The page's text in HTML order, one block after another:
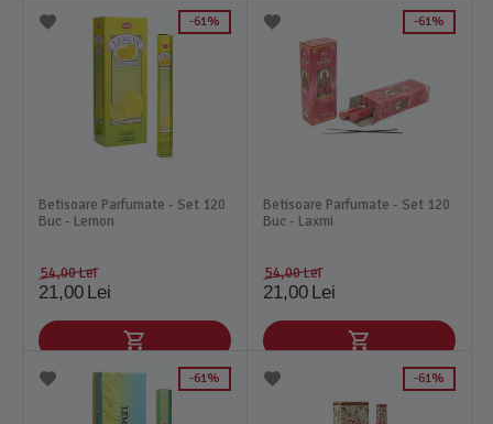
61%
Betisoare Parfumate - Set 120
Buc - Lemon
54,00Lei
21,00 Lei
61%
Betisoare Parfumate - Set 120
Buc - Laxmi
54,00Lei
21,00 Lei
61% 61%